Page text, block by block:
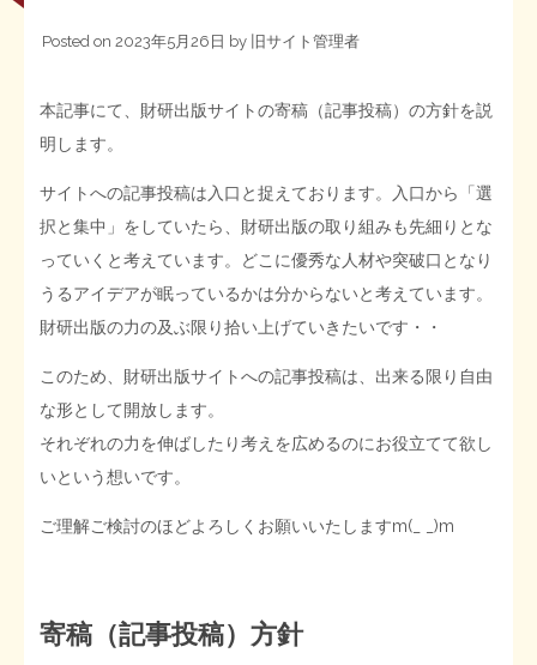
シン財源はあなたです／合同誌／旧・サブカル分室
日本経済を解説するヤンキー／MIHANAマンガ／旧・財研出版
マネクリ戦士 RED & BLACK
MMTの学習資料
たかの経世済民イラスト集
会計報告
会計報告
Posted on 2023年5月26日 by 旧サイト管理者
本記事にて、財研出版サイトの寄稿（記事投稿）の方針を説
明します。
サイトへの記事投稿は入口と捉えております。入口から「選
択と集中」をしていたら、財研出版の取り組みも先細りとな
っていくと考えています。どこに優秀な人材や突破口となり
うるアイデアが眠っているかは分からないと考えています。
財研出版の力の及ぶ限り拾い上げていきたいです・・
このため、財研出版サイトへの記事投稿は、出来る限り自由
な形として開放します。
それぞれの力を伸ばしたり考えを広めるのにお役立てて欲し
いという想いです。
ご理解ご検討のほどよろしくお願いいたしますm(_ _)m
寄稿（記事投稿）方針